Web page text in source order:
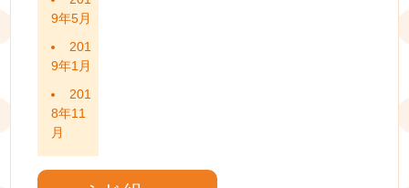
9年5月
201
9年1月
201
8年11
月